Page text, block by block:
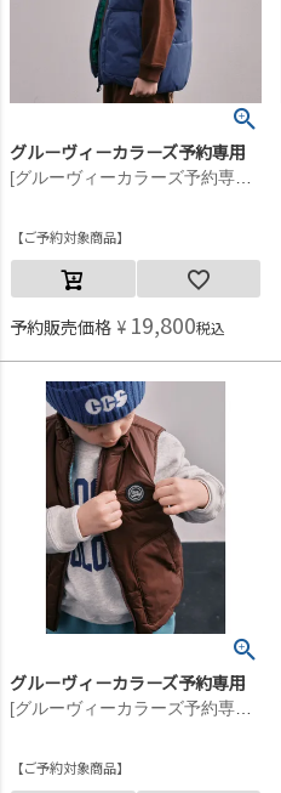
グルーヴィーカラーズ予約専用
[グルーヴィーカラーズ予約専用] ナイロンタフタ PADDING VEST【10月入荷予定】 14BLブルー
ご予約対象商品
予約販売価格 ¥ 19,800税込
グルーヴィーカラーズ予約専用
[グルーヴィーカラーズ予約専用] ナイロンタフタ PADDING VEST【10月入荷予定】 13WNワイン
ご予約対象商品